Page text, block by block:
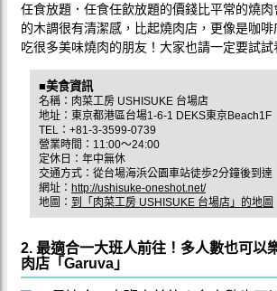
任食放題．任食任飲放題的價錢比平常的燒
的木調很有清潔感，比起燒肉店，更像是咖
吃很多美味燒肉的朋友！大家也請一定要試試
■美食資訊
名稱：肉菜工房 USHISUKE 台場店
地址：東京都港區台場1-6-1 DEKS東京Beach1F
TEL：+81-3-3599-0739
營業時間：11:00～24:00
定休日：年中無休
交通方式：從台場海浜公園車站徒歩2分鐘後到達
網址： http://ushisuke-oneshot.net/
地圖： 到「肉菜工房 USHISUKE 台場店」的地圖
2. 最適合一大班人前往！多人數也可以
肉店「Garuva」